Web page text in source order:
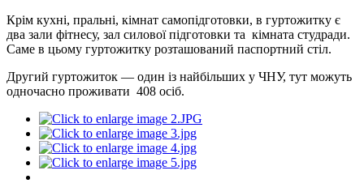
Крім кухні, пральні, кімнат самопідготовки, в гуртожитку є
два зали фітнесу, зал силової підготовки та кімната студради.
Саме в цьому гуртожитку розташований паспортний стіл.
Другий гуртожиток — один із найбільших у ЧНУ, тут можуть
одночасно проживати 408 осіб.